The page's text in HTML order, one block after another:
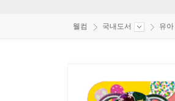
웰컴 국내도서 유아